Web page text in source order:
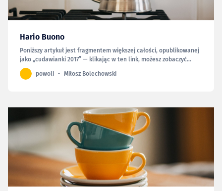
Hario Buono
Poniższy artykuł jest fragmentem większej całości, opublikowanej
jako „cudawianki 2017” — klikając w ten link, możesz zobaczyć
całość. Ten czajniczek to najnowsza część mojego kawowego
zestawu. Długo się zbierałem z zakupem, z kilku zresztą powodów.
powoli Miłosz Bolechowski